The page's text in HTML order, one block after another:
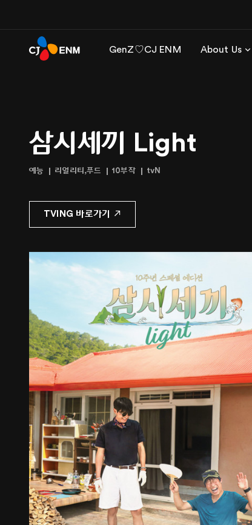
GenZ♡CJ ENM About Us
삼시세끼 Light
예능 리얼리티,푸드 10부작 tvN
TVING 바로가기